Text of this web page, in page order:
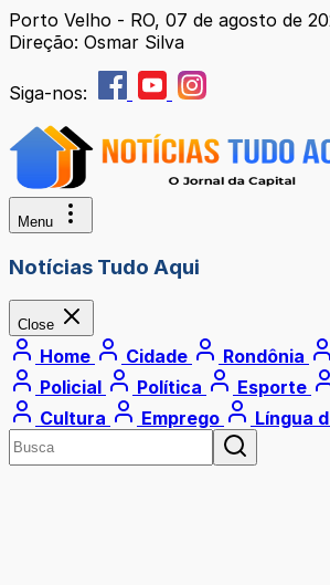
Porto Velho - RO, 07 de agosto de
Direção: Osmar Silva
Siga-nos:
Menu
Notícias Tudo Aqui
Close
Home Cidade Rondônia
Policial
Política Esporte
Cultura
Emprego Língua